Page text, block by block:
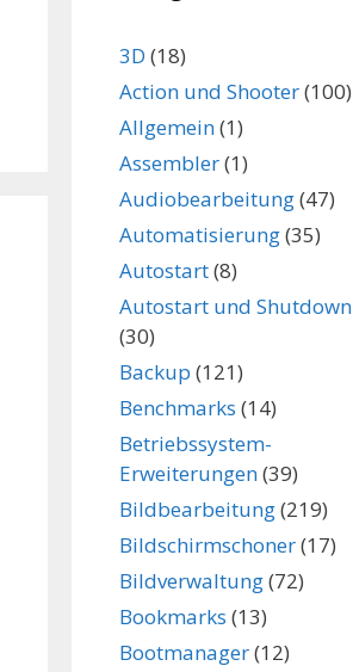
3D (18)
Action und Shooter(100)
Allgemein(1)
Assembler(1)
Audiobearbeitung(47)
Automatisierung(35)
Autostart(8)
Autostart und Shutdown
(30)
Backup (121)
Benchmarks (14)
Betriebssystem-
Erweiterungen(39)
Bildbearbeitung(219)
Bildschirmschoner(17)
Bildverwaltung(72)
Bookmarks (13)
Bootmanager(12)